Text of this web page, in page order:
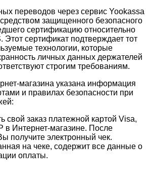
переводов через сервис Yookassa
защищенного безопасного
сертификацию относительно
Этот сертификат подтверждает тот
технологии, которые
личных данных держателей
строгим требованиям.
магазина указана информация
и правилах безопасности при
свой заказ платежной картой Visa,
в Интернет-магазине. После
получите электронный чек.
на чеке, содержит все данные о
оплаты.